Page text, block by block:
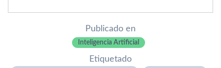
Publicado en
Inteligencia Artificial
Etiquetado